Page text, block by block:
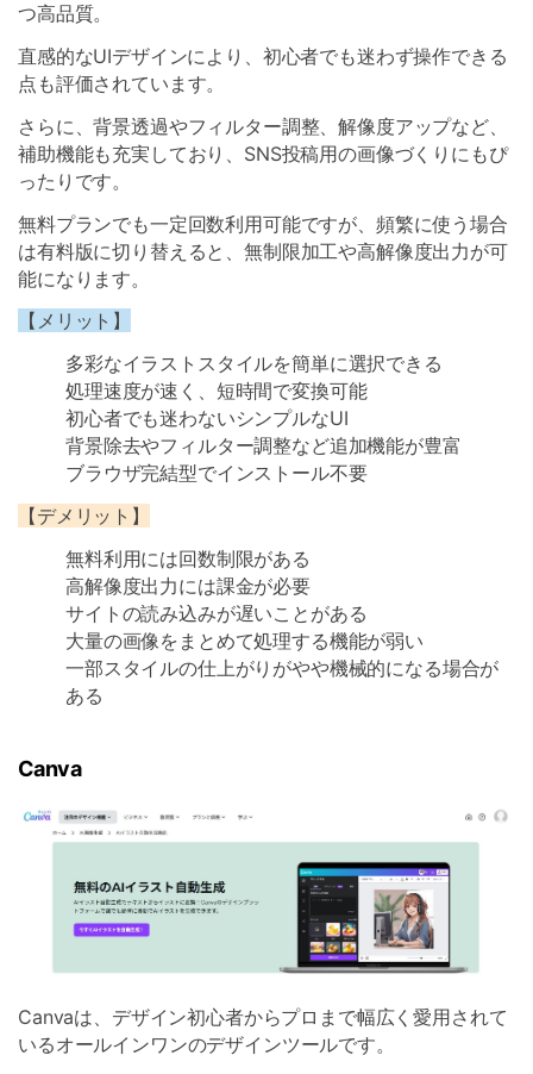
つ高品質。
直感的なUIデザインにより、初心者でも迷わず操作できる
点も評価されています。
さらに、背景透過やフィルター調整、解像度アップなど、
補助機能も充実しており、SNS投稿用の画像づくりにもぴ
ったりです。
無料プランでも一定回数利用可能ですが、頻繁に使う場合
は有料版に切り替えると、無制限加工や高解像度出力が可
能になります。
【メリット】
多彩なイラストスタイルを簡単に選択できる
処理速度が速く、短時間で変換可能
初心者でも迷わないシンプルなUI
背景除去やフィルター調整など追加機能が豊富
ブラウザ完結型でインストール不要
【デメリット】
無料利用には回数制限がある
高解像度出力には課金が必要
サイトの読み込みが遅いことがある
大量の画像をまとめて処理する機能が弱い
一部スタイルの仕上がりがやや機械的になる場合が
ある
Canva
Canvaは、デザイン初心者からプロまで幅広く愛用されて
いるオールインワンのデザインツールです。